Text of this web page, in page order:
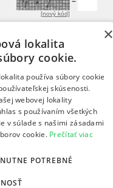
[nový kód]
×
lokalita
cookie.
používa súbory cookie
skúsenosti.
webovej lokality
s používaním všetkých
v súlade s našimi zásadami
cookie. Prečítať viac
POTREBNÉ